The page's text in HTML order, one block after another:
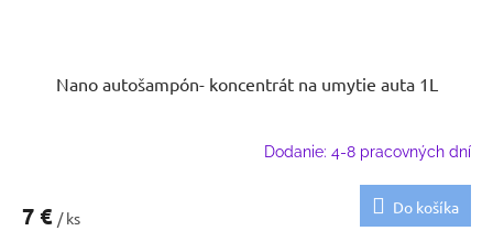
Nano autošampón- koncentrát na umytie auta 1L
Dodanie: 4-8 pracovných dní
7 € / ks
Do košíka